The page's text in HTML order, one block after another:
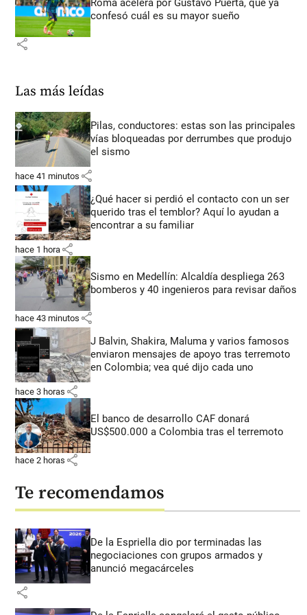
Roma acelera por Gustavo Puerta, que ya
confesó cuál es su mayor sueño
share
Las más leídas
Pilas, conductores: estas son las principales
vías bloqueadas por derrumbes que produjo
el sismo
hace 41 minutos share
¿Qué hacer si perdió el contacto con un ser
querido tras el temblor? Aquí lo ayudan a
encontrar a su familiar
hace 1 hora share
Sismo en Medellín: Alcaldía despliega 263
bomberos y 40 ingenieros para revisar daños
hace 43 minutos share
J Balvin, Shakira, Maluma y varios famosos
enviaron mensajes de apoyo tras terremoto
en Colombia; vea qué dijo cada uno
hace 3 horas share
El banco de desarrollo CAF donará
US$500.000 a Colombia tras el terremoto
hace 2 horas share
Te recomendamos
De la Espriella dio por terminadas las
negociaciones con grupos armados y
anunció megacárceles
share